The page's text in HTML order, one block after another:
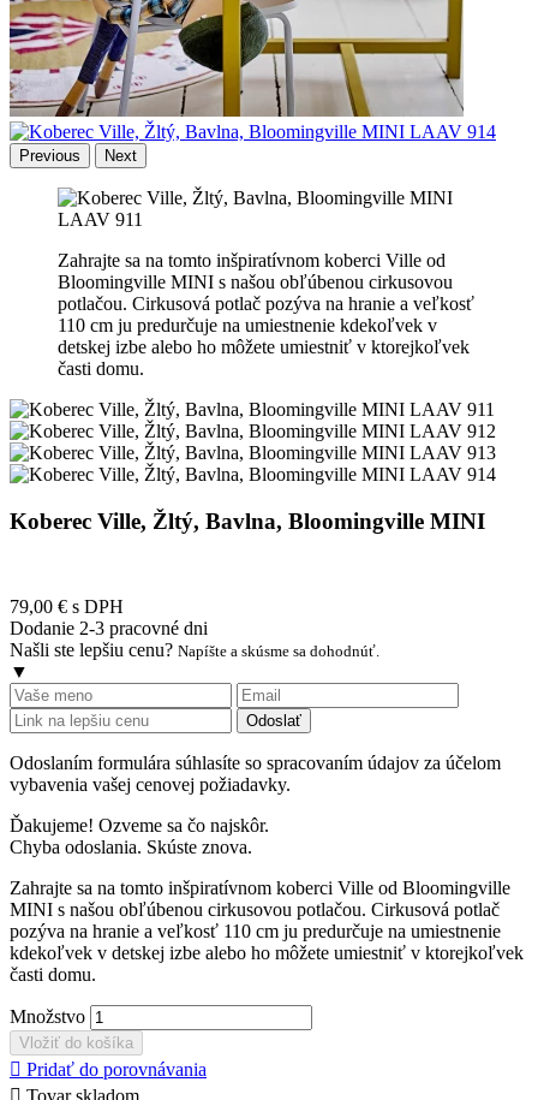
Previous Next
Zahrajte sa na tomto inšpiratívnom koberci Ville od
Bloomingville MINI s našou obľúbenou cirkusovou
potlačou. Cirkusová potlač pozýva na hranie a veľkosť
110 cm ju predurčuje na umiestnenie kdekoľvek v
detskej izbe alebo ho môžete umiestniť v ktorejkoľvek
časti domu.
Koberec Ville, Žltý, Bavlna, Bloomingville MINI
79,00 € s DPH
Dodanie 2-3 pracovné dni
Našli ste lepšiu cenu? Napíšte a skúsme sa dohodnúť.
▼
Odoslať
Odoslaním formulára súhlasíte so spracovaním údajov za účelom
vybavenia vašej cenovej požiadavky.
Ďakujeme! Ozveme sa čo najskôr.
Chyba odoslania. Skúste znova.
Zahrajte sa na tomto inšpiratívnom koberci Ville od Bloomingville
MINI s našou obľúbenou cirkusovou potlačou. Cirkusová potlač
pozýva na hranie a veľkosť 110 cm ju predurčuje na umiestnenie
kdekoľvek v detskej izbe alebo ho môžete umiestniť v ktorejkoľvek
časti domu.
Množstvo
Vložiť do košíka
 Pridať do porovnávania